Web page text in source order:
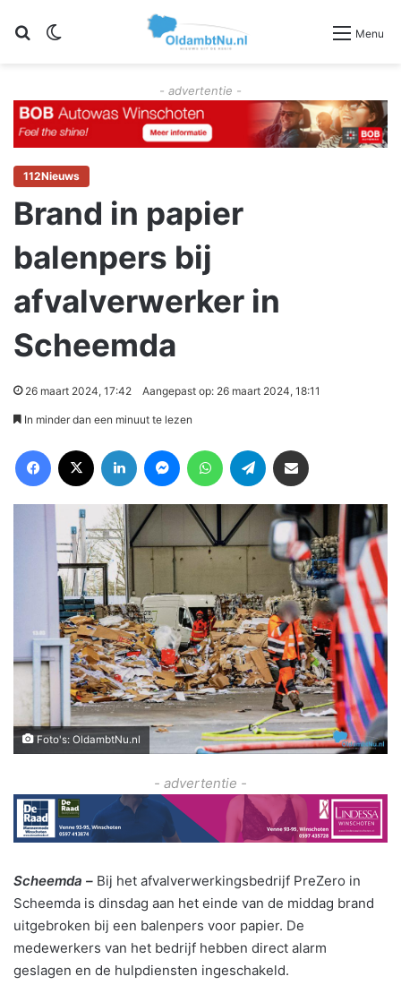
Zoeken Menu
- advertentie -
112Nieuws
Brand in papier
balenpers bij
afvalverwerker in
Scheemda
26 maart 2024, 17:42 Aangepast op: 26 maart 2024, 18:11
In minder dan een minuut te lezen
Foto's: OldambtNu.nl
- advertentie -
Scheemda – Bij het afvalverwerkingsbedrijf PreZero in
Scheemda is dinsdag aan het einde van de middag brand
uitgebroken bij een balenpers voor papier. De
medewerkers van het bedrijf hebben direct alarm
geslagen en de hulpdiensten ingeschakeld.